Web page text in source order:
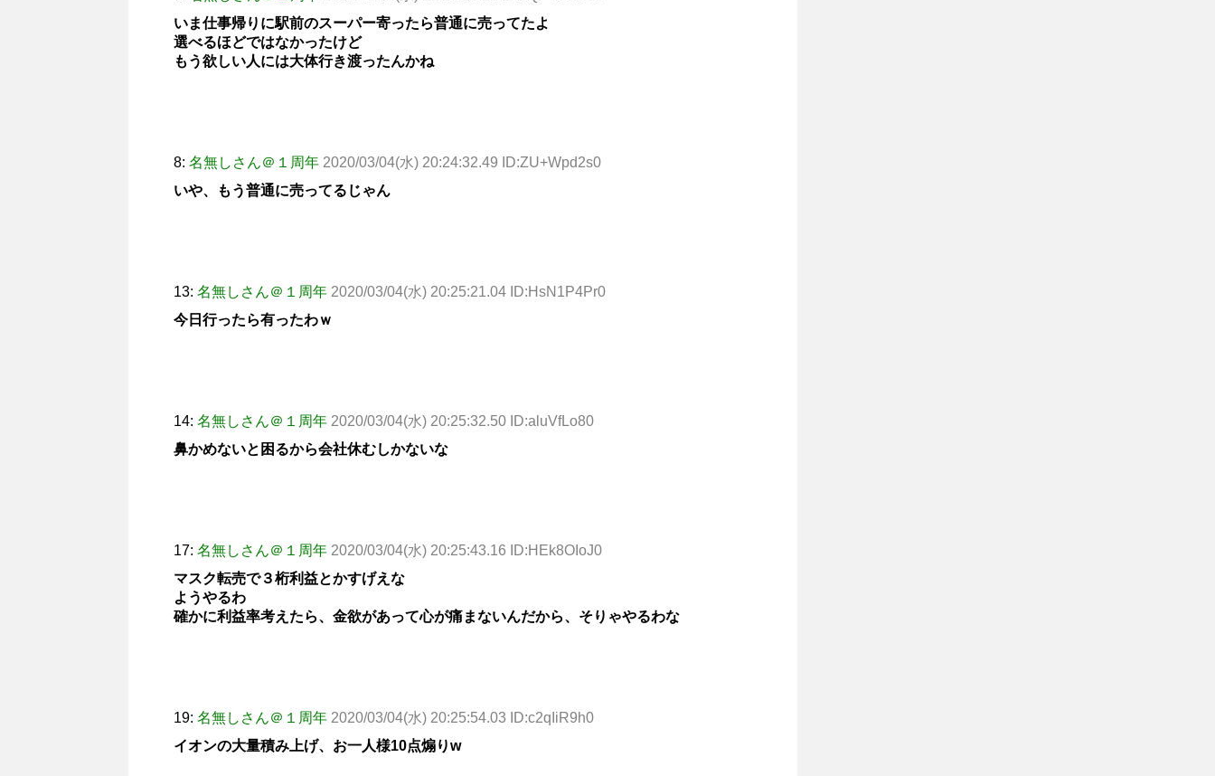
いま仕事帰りに駅前のスーパー寄ったら普通に売ってたよ
選べるほどではなかったけど
もう欲しい人には大体行き渡ったんかね
8: 名無しさん＠１周年 2020/03/04(水) 20:24:32.49 ID:ZU+Wpd2s0
いや、もう普通に売ってるじゃん
13: 名無しさん＠１周年 2020/03/04(水) 20:25:21.04 ID:HsN1P4Pr0
今日行ったら有ったわｗ
14: 名無しさん＠１周年 2020/03/04(水) 20:25:32.50 ID:aluVfLo80
鼻かめないと困るから会社休むしかないな
17: 名無しさん＠１周年 2020/03/04(水) 20:25:43.16 ID:HEk8OIoJ0
マスク転売で３桁利益とかすげえな
ようやるわ
確かに利益率考えたら、金欲があって心が痛まないんだから、そりゃやるわな
19: 名無しさん＠１周年 2020/03/04(水) 20:25:54.03 ID:c2qIiR9h0
イオンの大量積み上げ、お一人様10点煽りw